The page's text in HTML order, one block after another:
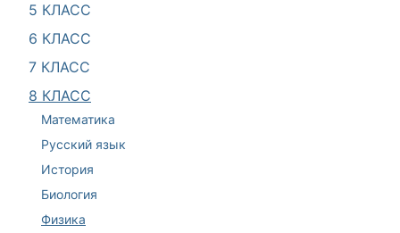
5 КЛАСС
6 КЛАСС
7 КЛАСС
8 КЛАСС
Математика
Русский язык
История
Биология
Физика